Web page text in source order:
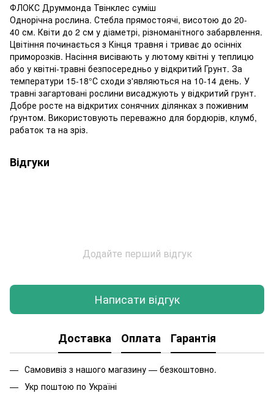
ФЛОКС Друммонда Твінклес суміш
Однорічна рослина. Стебла прямостоячі, висотою до 20-
40 см. Квіти до 2 см у діаметрі, різноманітного забарвлення.
Цвітіння починається з Кінця травня і триває до осінніх
приморозків. Насіння висівають у лютому квітні у теплицю
або у квітні-травні безпосередньо у відкритий Грунт. За
температури 15-18°С сходи з'являються на 10-14 день. У
травні загартовані рослини висаджують у відкритий грунт.
Добре росте на відкритих сонячних ділянках з поживним
ґрунтом. Використовують переважно для бордюрів, клумб,
рабаток та на зріз.
Відгуки
Додайте перший відгук
Написати відгук
Доставка Оплата Гарантія
Самовивіз з нашого магазину — безкоштовно.
Укр поштою по Україні